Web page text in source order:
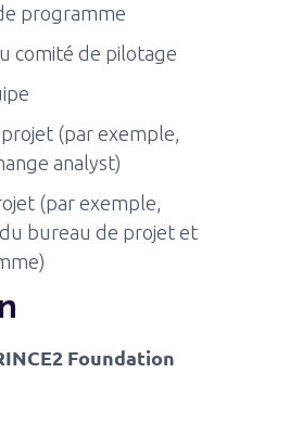
programme
comité de pilotage
(par exemple,
analyst)
(par exemple,
bureau de projet et
Foundation